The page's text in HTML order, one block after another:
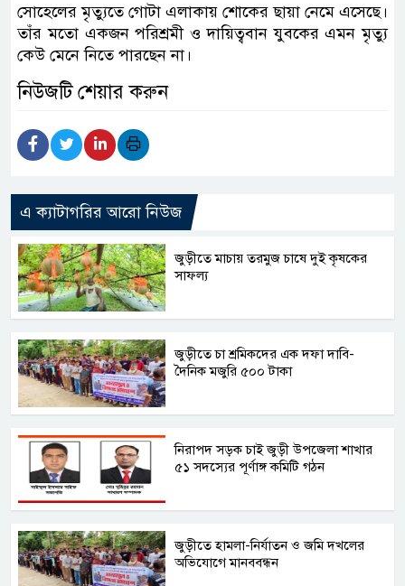
সোহেলের মৃত্যুতে গোটা এলাকায় শোকের ছায়া নেমে এসেছে।
তাঁর মতো একজন পরিশ্রমী ও দায়িত্ববান যুবকের এমন মৃত্যু
কেউ মেনে নিতে পারছেন না।
নিউজটি শেয়ার করুন
এ ক্যাটাগরির আরো নিউজ
জুড়ীতে মাচায় তরমুজ চাষে দুই কৃষকের
সাফল্য
জুড়ীতে চা শ্রমিকদের এক দফা দাবি-
দৈনিক মজুরি ৫০০ টাকা
নিরাপদ সড়ক চাই জুড়ী উপজেলা শাখার
৫১ সদস্যের পূর্ণাঙ্গ কমিটি গঠন
জুড়ীতে হামলা-নির্যাতন ও জমি দখলের
অভিযোগে মানববন্ধন